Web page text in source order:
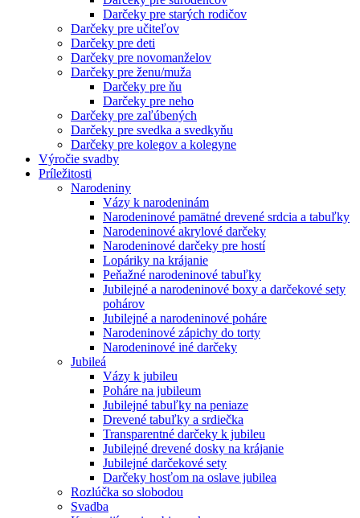
Darčeky pre starých rodičov
Darčeky pre učiteľov
Darčeky pre deti
Darčeky pre novomanželov
Darčeky pre ženu/muža
Darčeky pre ňu
Darčeky pre neho
Darčeky pre zaľúbených
Darčeky pre svedka a svedkyňu
Darčeky pre kolegov a kolegyne
Výročie svadby
Príležitosti
Narodeniny
Vázy k narodeninám
Narodeninové pamätné drevené srdcia a tabuľky
Narodeninové akrylové darčeky
Narodeninové darčeky pre hostí
Lopáriky na krájanie
Peňažné narodeninové tabuľky
Jubilejné a narodeninové boxy a darčekové sety
pohárov
Jubilejné a narodeninové poháre
Narodeninové zápichy do torty
Narodeninové iné darčeky
Jubileá
Vázy k jubileu
Poháre na jubileum
Jubilejné tabuľky na peniaze
Drevené tabuľky a srdiečka
Transparentné darčeky k jubileu
Jubilejné drevené dosky na krájanie
Jubilejné darčekové sety
Darčeky hosťom na oslave jubilea
Rozlúčka so slobodou
Svadba